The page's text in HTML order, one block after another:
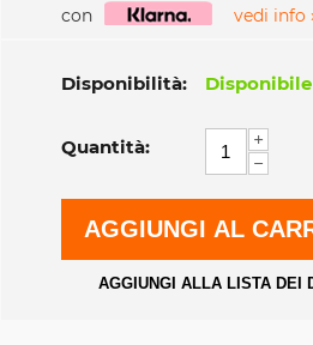
con
vedi info
Disponibilità: Disponibile
Quantità:
+
−
AGGIUNGI AL
AGGIUNGI ALLA LISTA DEI